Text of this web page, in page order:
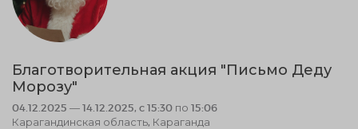
Благотворительная акция "Письмо Деду
Морозу"
04.12.2025 — 14.12.2025, c 15:30 по 15:06
Карагандинская область, Караганда